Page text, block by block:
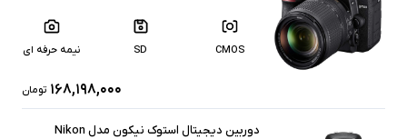
CMOS
SD نیمه حرفه ای
۱۶۸,۱۹۸,۰۰۰ تومان
دوربین دیجیتال استوک نیکون مدل Nikon